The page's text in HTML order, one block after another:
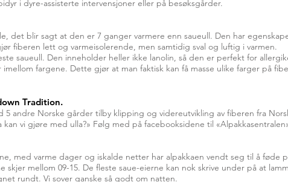
i dyre-assisterte intervensjoner eller på besøksgårder.
det blir sagt at den er 7 ganger varmere enn saueull. Den har
fiberen lett og varmeisolerende, men samtidig sval og luftig i varmen.
saueull. Den inneholder heller ikke lanolin, så den er perfekt for
imellom fargene. Dette gjør at man faktisk kan få masse ulike farger på
Tradition.
5 andre Norske gårder tilby klipping og videreutvikling av fiberen fra
vi gjøre med ulla?» Følg med på facebooksidene til
med varme dager og iskalde netter har alpakkaen vendt seg til å føde
skjer mellom 09-15. De fleste saue-eierne kan nok skrive under på at
rundt. Vi sover ganske så godt om natten.